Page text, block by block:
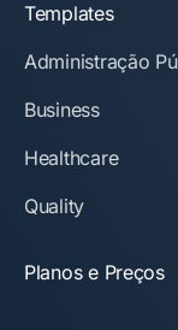
Templates
Administração
Business
Healthcare
Quality
Planos e Preços